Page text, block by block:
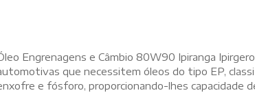
Engrenagens e Câmbio 80W90 Ipiranga
que necessitem óleos do tipo EP,
e fósforo, proporcionando-lhes capacidade